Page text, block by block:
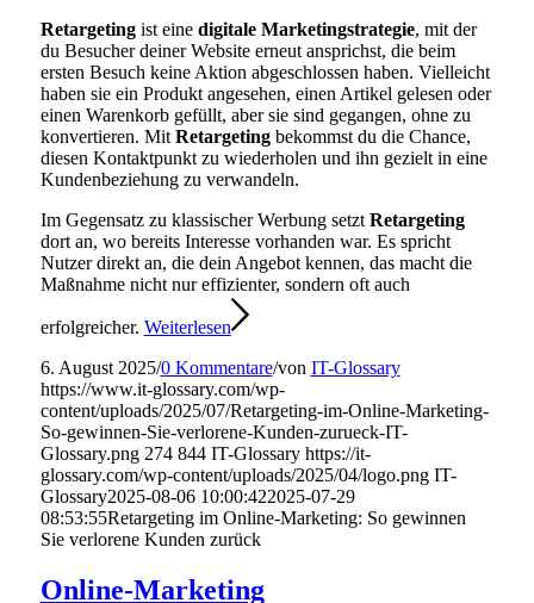
Retargetingist eine digitale Marketingstrategie, mit der
du Besucher deiner Website erneut ansprichst, die beim
ersten Besuch keine Aktion abgeschlossen haben. Vielleicht
haben sie ein Produkt angesehen, einen Artikel gelesen oder
einen Warenkorb gefüllt, aber sie sind gegangen, ohne zu
konvertieren. Mit Retargetingbekommst du die Chance,
diesen Kontaktpunkt zu wiederholen und ihn gezielt in eine
Kundenbeziehung zu verwandeln.
Im Gegensatz zu klassischer Werbung setzt Retargeting
dort an, wo bereits Interesse vorhanden war. Es spricht
Nutzer direkt an, die dein Angebot kennen, das macht die
Maßnahme nicht nur effizienter, sondern oft auch
erfolgreicher. Weiterlesen
6. August 2025/0 Kommentare/von IT-Glossary
https://www.it-glossary.com/wp-
content/uploads/2025/07/Retargeting-im-Online-Marketing-
So-gewinnen-Sie-verlorene-Kunden-zurueck-IT-
Glossary.png 274 844 IT-Glossary https://it-
glossary.com/wp-content/uploads/2025/04/logo.png IT-
Glossary2025-08-06 10:00:422025-07-29
08:53:55Retargeting im Online-Marketing: So gewinnen
Sie verlorene Kunden zurück
Online-Marketing